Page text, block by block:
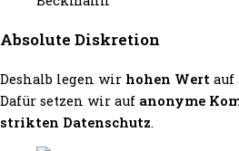
Absolute Diskretion
Deshalb legen wir hohen Wert auf
Dafür setzen wir auf anonyme
strikten Datenschutz.